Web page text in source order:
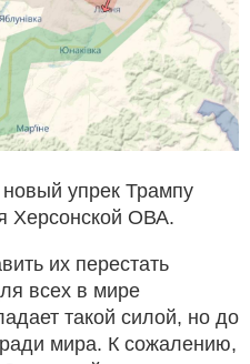
упрек Трампу
Херсонской ОВА.
их перестать
всех в мире
такой силой, но до
мира. К сожалению,